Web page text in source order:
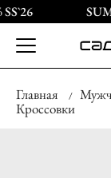
Главная
Кроссовки